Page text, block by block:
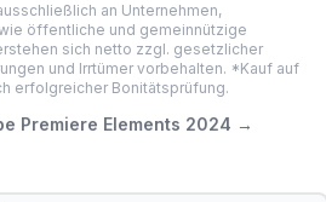
an Unternehmen,
öffentliche und gemeinnützige
sich netto zzgl. gesetzlicher
und Irrtümer vorbehalten. *Kauf auf
erfolgreicher Bonitätsprüfung.
Premiere Elements 2024 →